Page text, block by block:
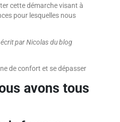
cette démarche visant à
pour lesquelles nous
par Nicolas du blog
avons tous